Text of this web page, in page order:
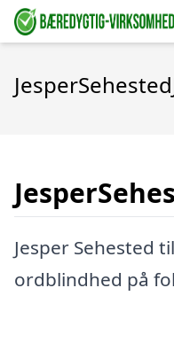
Jesper Sehested
ordblindhed på